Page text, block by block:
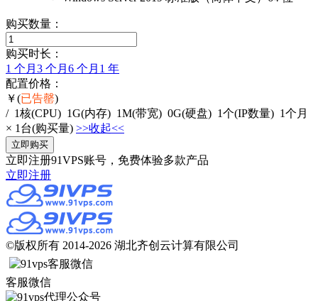
购买数量：
购买时长：
1 个月 3 个月 6 个月 1 年
配置价格：
￥(已告罄)
/ 1核(CPU) 1G(内存) 1M(带宽) 0G(硬盘) 1个(IP数量) 1个月
× 1 台(购买量) >>收起<<
立即注册91VPS账号，免费体验多款产品
立即注册
©版权所有 2014-2026 湖北齐创云计算有限公司
客服微信